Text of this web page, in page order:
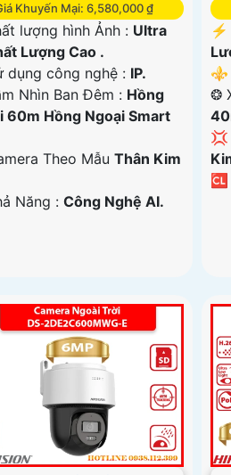
Khuyến Mại: 6,580,000 ₫
lượng hình Ảnh : Ultra
Lượng Cao .
công nghệ : IP.
Nhìn Ban Đêm : Hồng
60m Hồng Ngoại Smart
Theo MẫuThân Kim
Năng :Công Nghệ AI.
⚜️
❂
💢